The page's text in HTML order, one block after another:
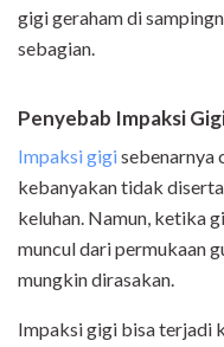
gigi geraham di
sebagian.
Penyebab Impaksi
Impaksi gigisebenarnya
kebanyakan tidak
keluhan. Namun, ketika
muncul dari permukaan
mungkin dirasakan.
Impaksi gigi bisa terjadi